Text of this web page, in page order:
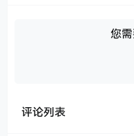
您
评论列表